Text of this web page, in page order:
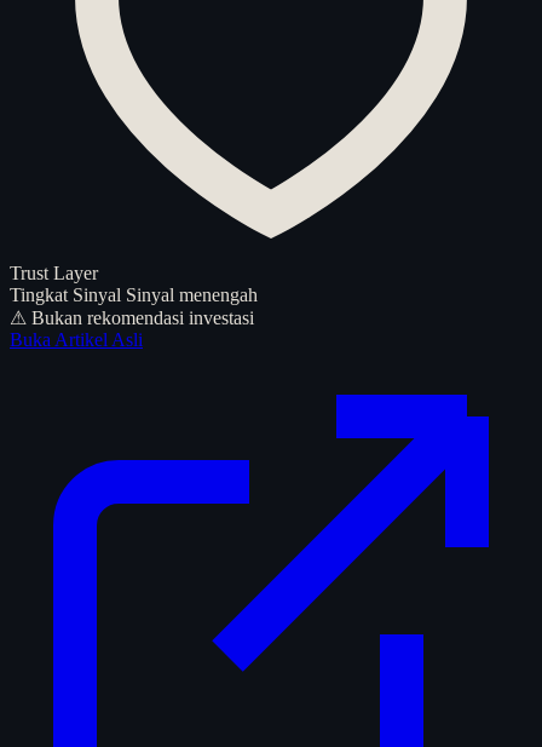
Trust Layer
Tingkat Sinyal Sinyal menengah
⚠ Bukan rekomendasi investasi
Buka Artikel Asli